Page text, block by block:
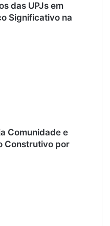
das UPJs em
Significativo na
Comunidade e
Construtivo por